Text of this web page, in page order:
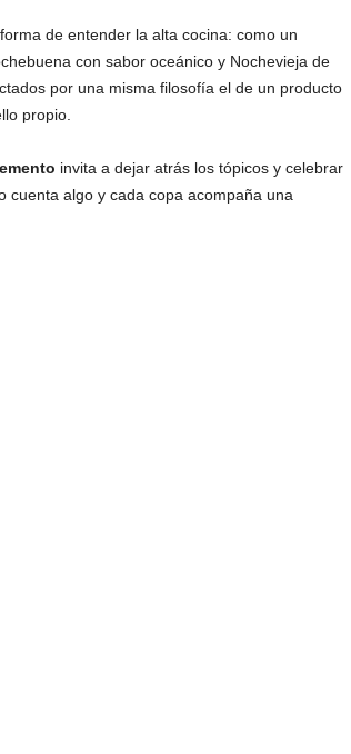
de entender la alta cocina: como un
con sabor oceánico y Nochevieja de
por una misma filosofía el de un producto
propio.
invita a dejar atrás los tópicos y celebrar
cuenta algo y cada copa acompaña una